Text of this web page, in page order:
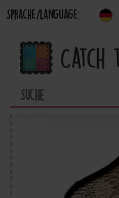
Sprache/Language: